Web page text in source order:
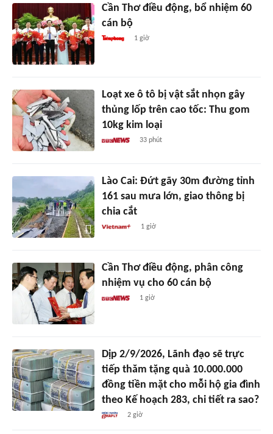
Cần Thơ điều động, bổ nhiệm 60
cán bộ
1 giờ
Loạt xe ô tô bị vật sắt nhọn gây
thủng lốp trên cao tốc: Thu gom
10kg kim loại
33 phút
Lào Cai: Đứt gãy 30m đường tỉnh
161 sau mưa lớn, giao thông bị
chia cắt
1 giờ
Cần Thơ điều động, phân công
nhiệm vụ cho 60 cán bộ
1 giờ
Dịp 2/9/2026, Lãnh đạo sẽ trực
tiếp thăm tặng quà 10.000.000
đồng tiền mặt cho mỗi hộ gia đình
theo Kế hoạch 283, chi tiết ra sao?
2 giờ